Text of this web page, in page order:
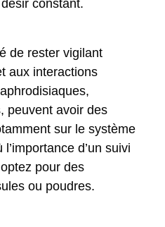
constant.
de rester vigilant
aux interactions
peuvent avoir des
sur le système
d’un suivi
pour des
ou poudres.